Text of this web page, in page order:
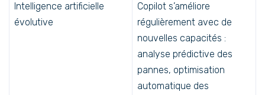
Intelligence artificielle
évolutive
Copilot s’améliore
régulièrement avec de
nouvelles capacités :
analyse prédictive des
pannes, optimisation
automatique des